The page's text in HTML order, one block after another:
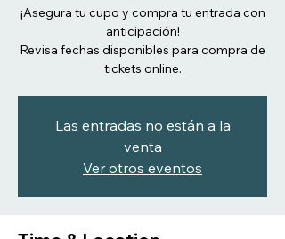
¡Asegura tu cupo y compra tu entrada con
anticipación!
Revisa fechas disponibles para compra de
tickets online.
Las entradas no están a la
venta
Ver otros eventos